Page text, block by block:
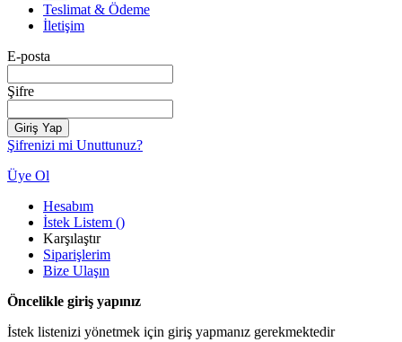
Teslimat & Ödeme
İletişim
E-posta
Şifre
Giriş Yap
Şifrenizi mi Unuttunuz?
Üye Ol
Hesabım
İstek Listem ()
Karşılaştır
Siparişlerim
Bize Ulaşın
Öncelikle giriş yapınız
İstek listenizi yönetmek için giriş yapmanız gerekmektedir